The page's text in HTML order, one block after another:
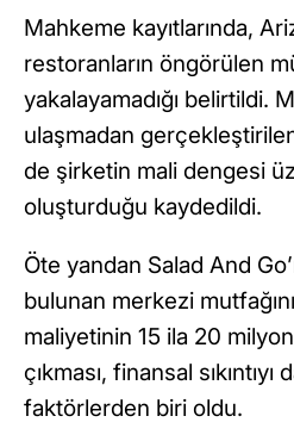
Mahkeme kayıtlarında,
restoranların öngörülen
yakalayamadığı belirtildi.
ulaşmadan
de şirketin mali dengesi
oluşturduğu kaydedildi.
Öte yandan Salad And
bulunan merkezi
maliyetinin 15 ila 20
çıkması, finansal
faktörlerden biri oldu.